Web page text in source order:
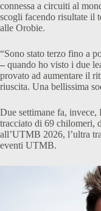
connessa a circuiti al
scogli facendo risultate il
alle Orobie.
“Sono stato terzo fino a
– quando ho visto i due
provato ad aumentare il
riuscita. Una bellissima
Due settimane fa,
tracciato di 69 chilomeri,
all’UTMB 2026, l’ultra
eventi UTMB.